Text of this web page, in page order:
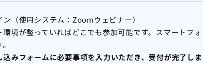
ン（使用システム：Zoomウェビナー）
境が整っていればどこでも参加可能です。スマートフ
みフォームに必要事項を入力いただき、受付が完了し